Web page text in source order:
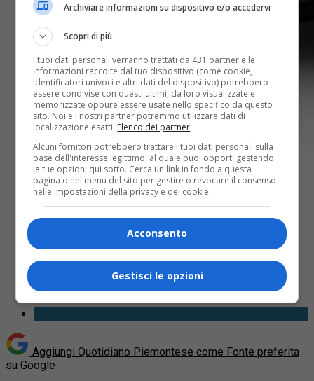
Share
Aggiungi Quotidiano Piemontese come Fonte preferita
su Google
Archiviare informazioni su dispositivo e/o accedervi
Scopri di più
I tuoi dati personali verranno trattati da 431 partner e le
informazioni raccolte dal tuo dispositivo (come cookie,
identificatori univoci e altri dati del dispositivo) potrebbero
essere condivise con questi ultimi, da loro visualizzate e
memorizzate oppure essere usate nello specifico da questo
sito. Noi e i nostri partner potremmo utilizzare dati di
localizzazione esatti. Elenco dei partner.
Alcuni fornitori potrebbero trattare i tuoi dati personali sulla
base dell'interesse legittimo, al quale puoi opporti gestendo
le tue opzioni qui sotto. Cerca un link in fondo a questa
pagina o nel menu del sito per gestire o revocare il consenso
nelle impostazioni della privacy e dei cookie.
Acconsento
Gestisci le opzioni